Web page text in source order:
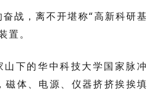
战，离不开堪称“高新科研基
置。
山下的华中科技大学国家脉冲
磁体、电源、仪器挤挤挨挨填